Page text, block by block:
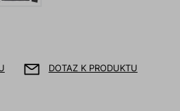
DOTAZ K PRODUKTU